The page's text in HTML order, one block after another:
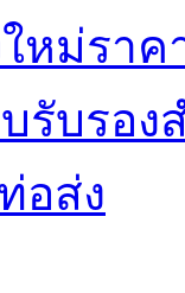
หม่รา
รับรอง
อส่ง